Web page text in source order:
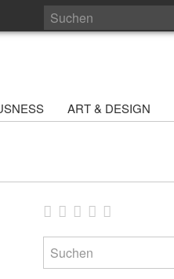
ART & DESIGN